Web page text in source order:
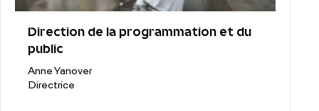
Direction de la programmation et du
public
Anne Yanover
Directrice